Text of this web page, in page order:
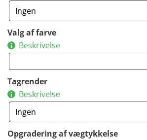
Valg af farve
Beskrivelse
Tagrender
Beskrivelse
Opgradering af vægtykkelse